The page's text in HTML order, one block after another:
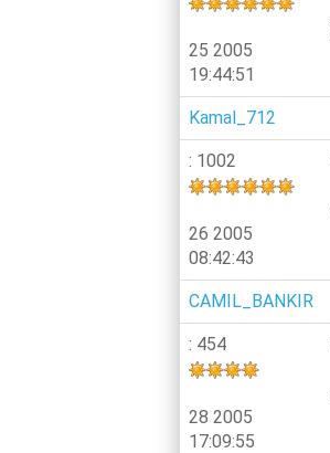
25 2005
19:44:51
Kamal_712
: 1002
26 2005
08:42:43
CAMIL_BANKIR
: 454
28 2005
17:09:55